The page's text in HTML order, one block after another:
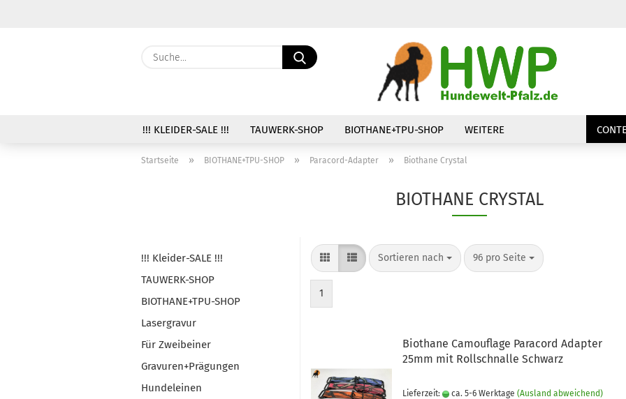
E-Mail
Suche...
!!! KLEIDER-SALE !!! TAUWERK-SHOP BIOTHANE+TPU-SHOP WEITERE
Startseite » BIOTHANE+TPU-SHOP » Paracord-Adapter » Biothane Crystal
BIOTHANE CRYSTAL
!!! Kleider-SALE !!!
TAUWERK-SHOP
BIOTHANE+TPU-SHOP
Lasergravur
Für Zweibeiner
Gravuren+Prägungen
Hundeleinen
Sortieren nach
Sortieren nach 96 pro Seite
pro Seite
1
Biothane Camouflage Paracord Adapter
25mm mit Rollschnalle Schwarz
Lieferzeit: ca. 5-6 Werktage (Ausland abweichend)